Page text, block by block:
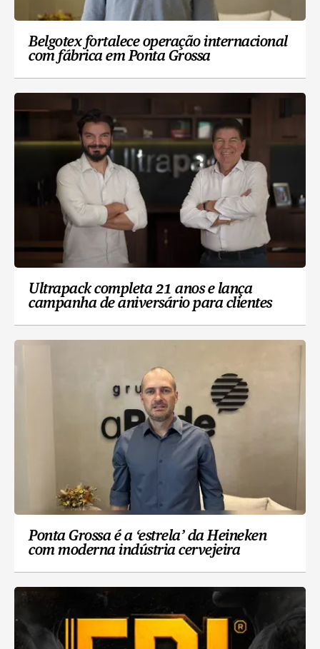
Belgotex fortalece operação internacional
com fábrica em Ponta Grossa
Ultrapack completa 21 anos e lança
campanha de aniversário para clientes
Ponta Grossa é a ‘estrela’ da Heineken
com moderna indústria cervejeira